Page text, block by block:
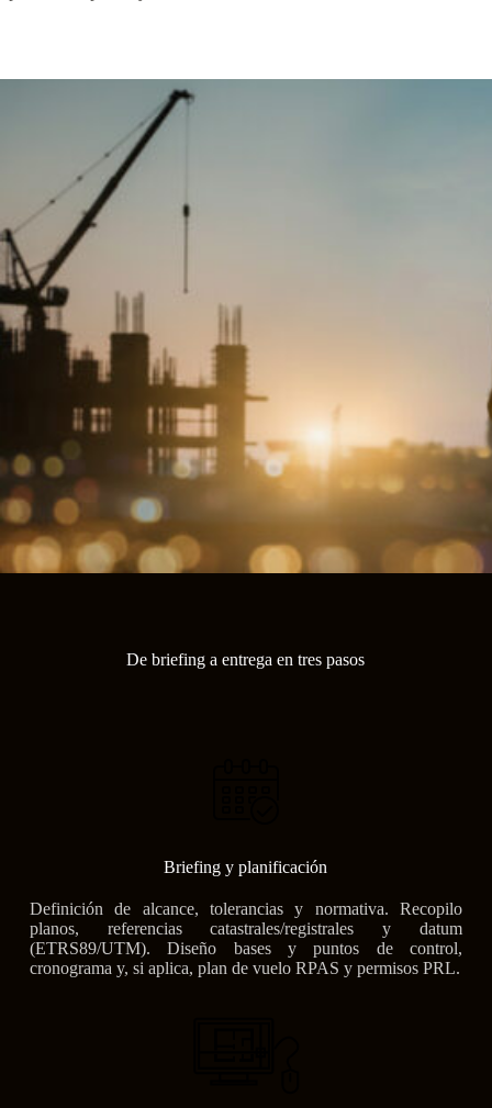
De briefing a entrega en tres pasos
Briefing y planificación
Definición de alcance, tolerancias y normativa. Recopilo
planos, referencias catastrales/registrales y datum
(ETRS89/UTM). Diseño bases y puntos de control,
cronograma y, si aplica, plan de vuelo RPAS y permisos PRL.